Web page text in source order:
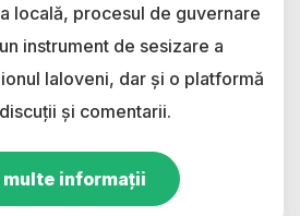
locală, procesul de guvernare
instrument de sesizare a
Ialoveni, dar și o platformă
și comentarii.
multe informații